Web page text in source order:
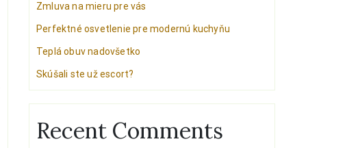
Zmluva na mieru pre vás
Perfektné osvetlenie pre modernú kuchyňu
Teplá obuv nadovšetko
Skúšali ste už escort?
Recent Comments